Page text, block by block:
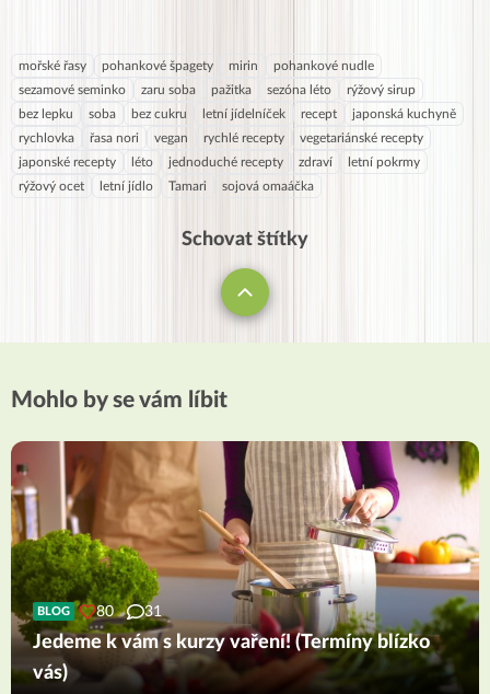
mořské řasy pohankové špagety mirin
pohankové nudle
sezamové seminko
zaru soba pažitka sezóna léto
rýžový sirup
bez lepku
soba bez cukru letní jídelníček recept
japonská kuchyně
rychlovka
řasa nori vegan rychlé recepty
vegetariánské recepty
japonské recepty
léto jednoduché recepty zdraví
letní pokrmy
rýžový ocet
letní jídlo Tamari sojová omaáčka
Schovat štítky
Mohlo by se vám líbit
BLOG 80 31
Jedeme k vám s kurzy vaření! (Termíny blízko
vás)